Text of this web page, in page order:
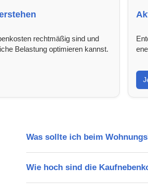
rechtmäßig sind und
Belastung optimieren kannst.
Was sollte ich beim
Wie hoch sind die